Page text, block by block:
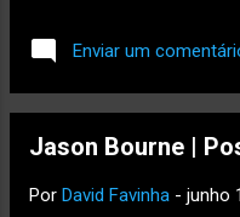
Enviar um
Jason Bourne |
Por David Favinha - junho